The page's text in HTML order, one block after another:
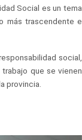
Social es un tema
más trascendente e
social,
que se vienen
provincia.